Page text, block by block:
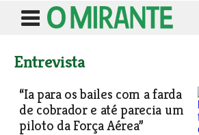
Entrevista
“Ia para os bailes com a farda
de cobrador e até parecia um
piloto da Força Aérea”